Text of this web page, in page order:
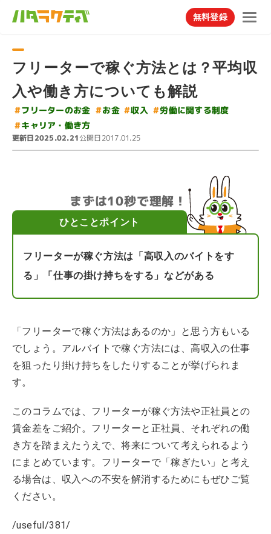
無料登録
フリーターで稼ぐ方法とは？平均収
入や働き方についても解説
#フリーターのお金 #お金 #収入 #労働に関する制度
#キャリア・働き方
更新日2025.02.21公開日2017.01.25
まずは10秒で理解！
ひとことポイント
フリーターが稼ぐ方法は「高収入のバイトをす
る」「仕事の掛け持ちをする」などがある
「フリーターで稼ぐ方法はあるのか」と思う方もいる
でしょう。アルバイトで稼ぐ方法には、高収入の仕事
を狙ったり掛け持ちをしたりすることが挙げられま
す。
このコラムでは、フリーターが稼ぐ方法や正社員との
賃金差をご紹介。フリーターと正社員、それぞれの働
き方を踏まえたうえで、将来について考えられるよう
にまとめています。フリーターで「稼ぎたい」と考え
る場合は、収入への不安を解消するためにもぜひご覧
ください。
/useful/381/